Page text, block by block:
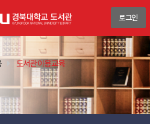
로그인
도서관이용교육